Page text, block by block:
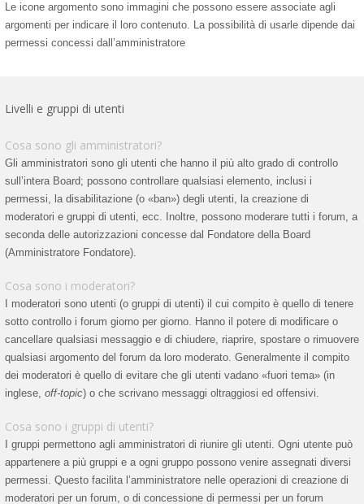
Le icone argomento sono immagini che possono essere associate agli
argomenti per indicare il loro contenuto. La possibilità di usarle dipende dai
permessi concessi dall’amministratore
Livelli e gruppi di utenti
Cosa sono gli amministratori?
Gli amministratori sono gli utenti che hanno il più alto grado di controllo
sull’intera Board; possono controllare qualsiasi elemento, inclusi i
permessi, la disabilitazione (o «ban») degli utenti, la creazione di
moderatori e gruppi di utenti, ecc. Inoltre, possono moderare tutti i forum, a
seconda delle autorizzazioni concesse dal Fondatore della Board
(Amministratore Fondatore).
Cosa sono i moderatori?
I moderatori sono utenti (o gruppi di utenti) il cui compito è quello di tenere
sotto controllo i forum giorno per giorno. Hanno il potere di modificare o
cancellare qualsiasi messaggio e di chiudere, riaprire, spostare o rimuovere
qualsiasi argomento del forum da loro moderato. Generalmente il compito
dei moderatori è quello di evitare che gli utenti vadano «fuori tema» (in
inglese, off-topic) o che scrivano messaggi oltraggiosi ed offensivi.
Cosa sono i gruppi di utenti?
I gruppi permettono agli amministratori di riunire gli utenti. Ogni utente può
appartenere a più gruppi e a ogni gruppo possono venire assegnati diversi
permessi. Questo facilita l’amministratore nelle operazioni di creazione di
moderatori per un forum, o di concessione di permessi per un forum